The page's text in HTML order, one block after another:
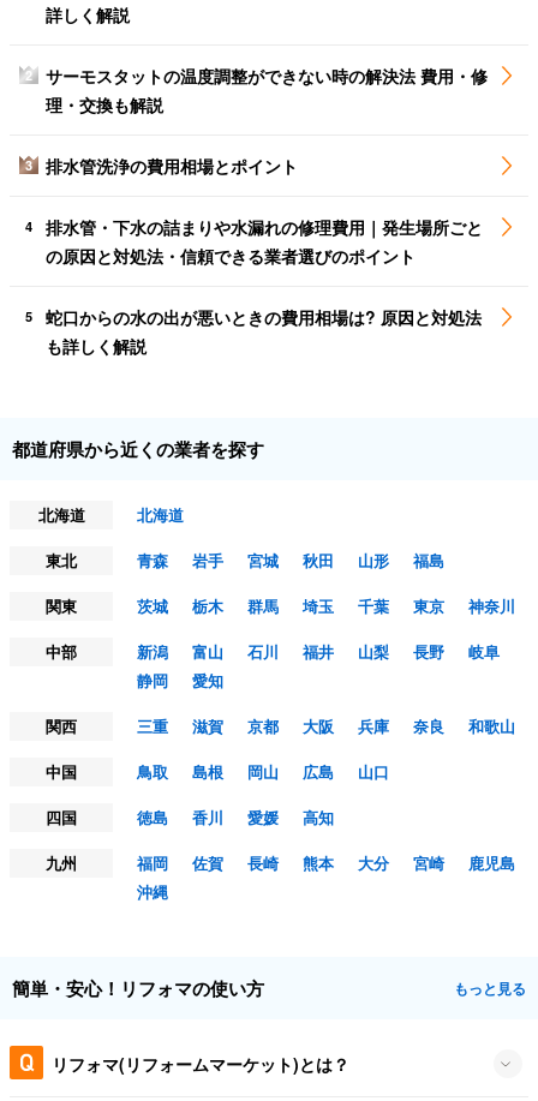
詳しく解説
2
サーモスタットの温度調整ができない時の解決法 費用・修
理・交換も解説
3 排水管洗浄の費用相場とポイント
4
排水管・下水の詰まりや水漏れの修理費用｜発生場所ごと
の原因と対処法・信頼できる業者選びのポイント
5
蛇口からの水の出が悪いときの費用相場は? 原因と対処法
も詳しく解説
都道府県から近くの業者を探す
北海道
北海道
東北
青森 岩手 宮城 秋田 山形
福島
関東
茨城 栃木 群馬 埼玉 千葉 東京
神奈川
中部
新潟 富山 石川 福井 山梨 長野
岐阜
静岡
愛知
関西
三重 滋賀 京都 大阪 兵庫 奈良
和歌山
中国
鳥取 島根 岡山 広島
山口
四国
徳島 香川 愛媛
高知
九州
福岡 佐賀 長崎 熊本 大分 宮崎
鹿児島
沖縄
簡単・安心！リフォマの使い方 もっと見る
リフォマ(リフォームマーケット)とは？